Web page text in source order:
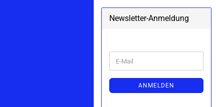
Newsletter-Anmeldung
ZUR
ANMELDUNG
E-
Mail
ANMELDEN